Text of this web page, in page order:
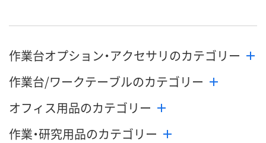
作業台オプション・アクセサリのカテゴリー
作業台/ワークテーブルのカテゴリー
オフィス用品のカテゴリー
作業・研究用品のカテゴリー